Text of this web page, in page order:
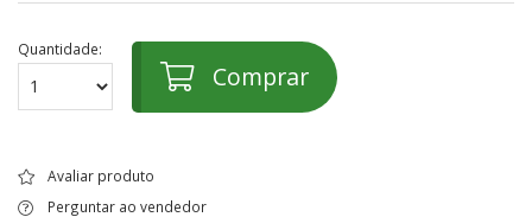
Quantidade:
Comprar
Avaliar produto
Perguntar ao vendedor